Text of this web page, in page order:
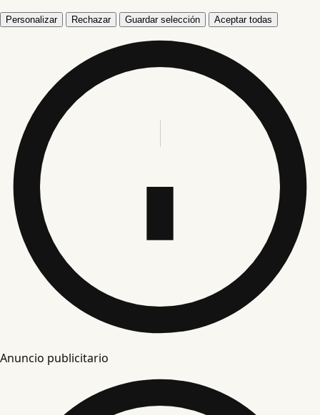
Personalizar Rechazar Guardar selección Aceptar todas
Anuncio publicitario